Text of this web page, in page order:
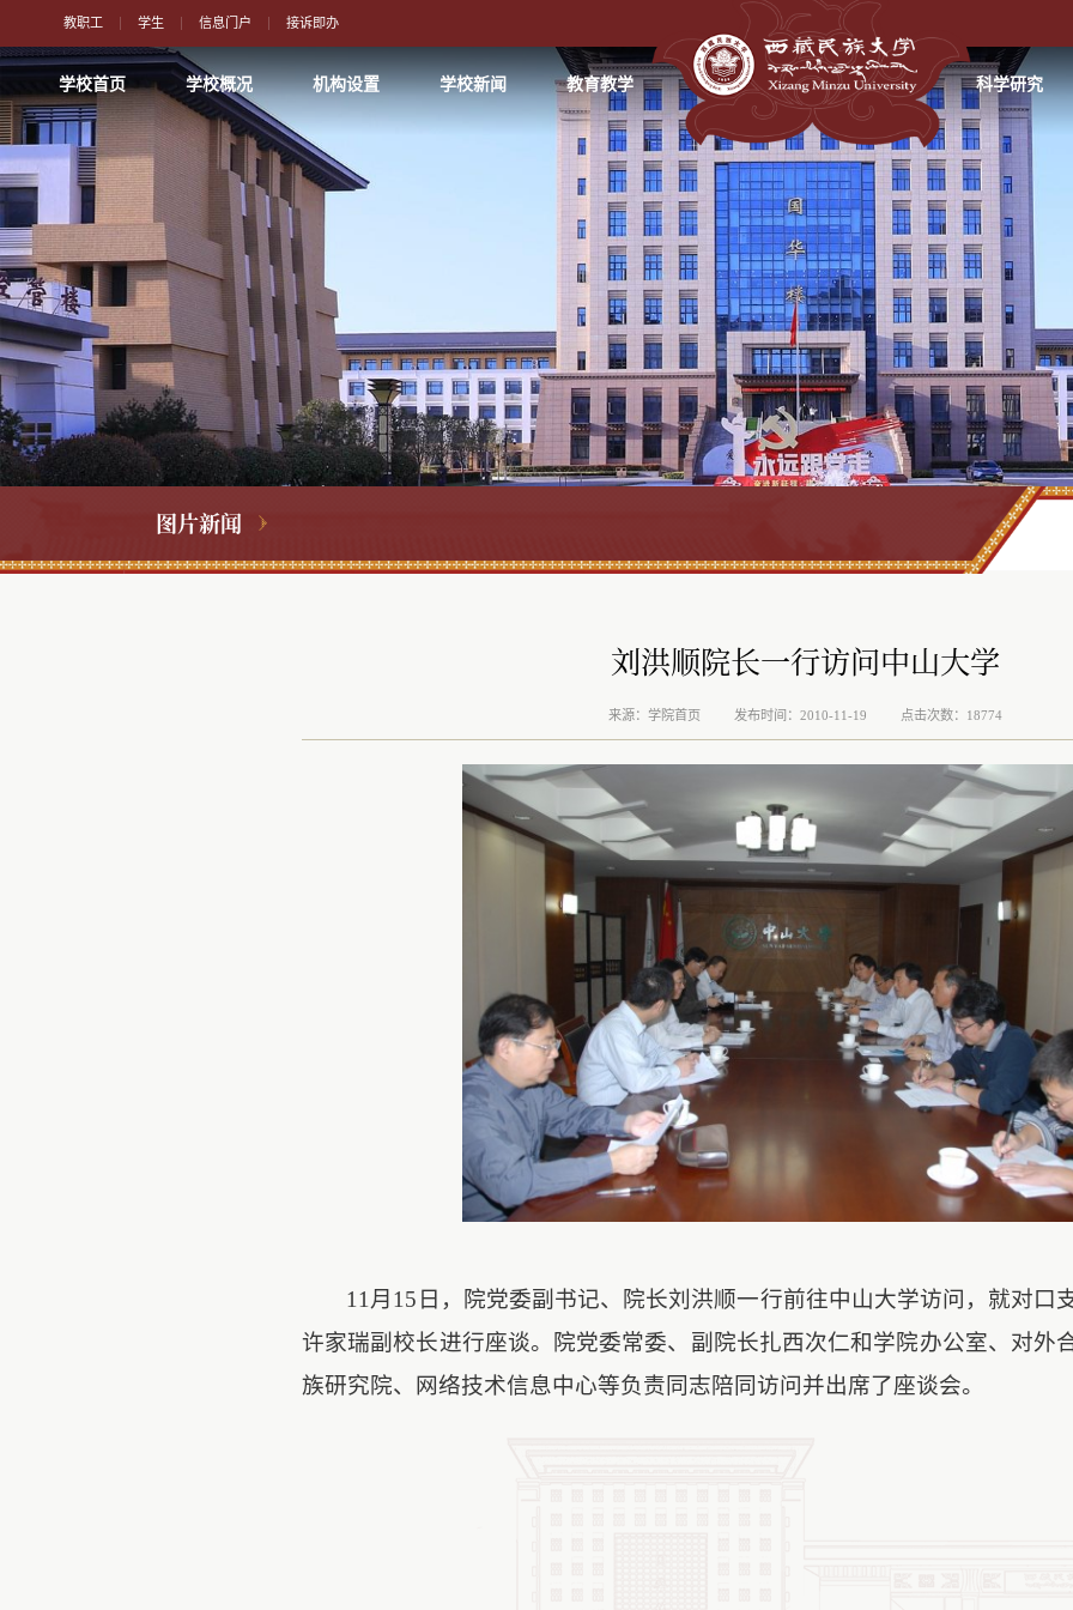
教职工 学生 信息门户 接诉即办
学校首页 学校概况 机构设置 学校新闻 教育教学 科学研究
图片新闻
刘洪顺院长一行访问中山大学
来源：学院首页 发布时间：2010-11-19 点击次数：18774
11月 15 日 ，院党委副书记、院长刘洪顺一行前往中山大学访问，就对口
许家瑞副校长进行座谈。院党委常委、副院长扎西次仁和学院办公室、对外
族研究院、网络技术信息中心等负责同志陪同访问并出席了座谈会。